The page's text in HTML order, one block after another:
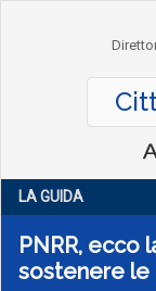
LA GUIDA
PNRR, ecco
sostenere le